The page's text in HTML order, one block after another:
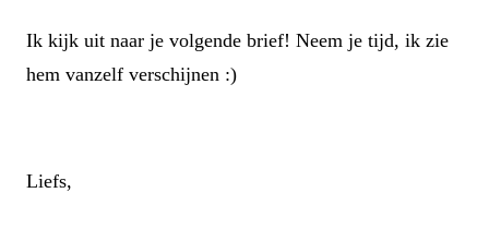
Ik kijk uit naar je volgende brief! Neem je tijd, ik zie
hem vanzelf verschijnen :)
Liefs,